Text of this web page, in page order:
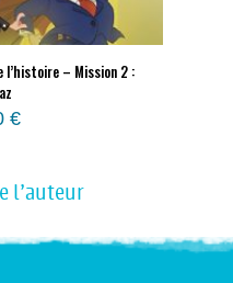
l’histoire – Mission 2 :
€
l'auteur